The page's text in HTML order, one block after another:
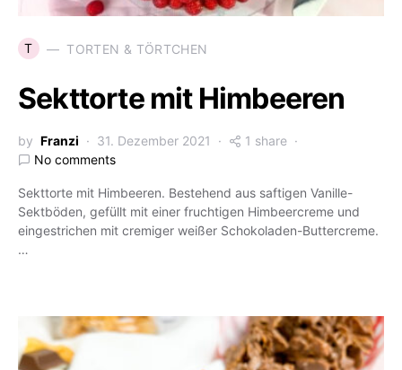
T TORTEN & TÖRTCHEN
Sekttorte mit Himbeeren
by Franzi 31. Dezember 2021
1 share
No comments
Sekttorte mit Himbeeren. Bestehend aus saftigen Vanille-
Sektböden, gefüllt mit einer fruchtigen Himbeercreme und
eingestrichen mit cremiger weißer Schokoladen-Buttercreme.
…